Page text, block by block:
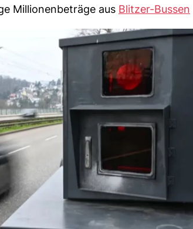
Millionenbeträge aus Blitzer-Bussen